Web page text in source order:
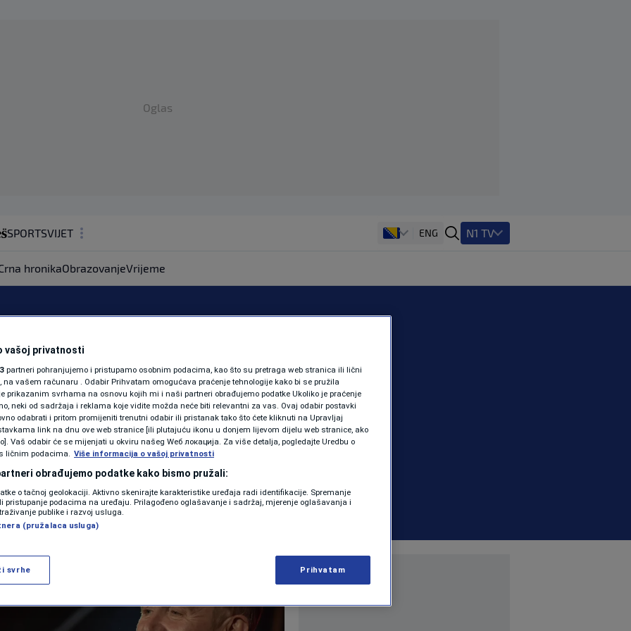
Oglas
SPORTSVIJET
ZDRAVLJE
SHOWBIZ
PODCAST
N1 SPECIJAL
FENOMENI
NEISTRAŽENO
VIRALNO
ENG N1 TV
hronikaObrazovanjeVrijeme
ozlijeđen u
2020. 09:03 > 09:06 | REGIJA | 0 komentara
Više
vašoj privatnosti
partneri pohranjujemo i pristupamo osobnim podacima, kao što su pretraga web stranica ili lični
na vašem računaru . Odabir Prihvatam omogućava praćenje tehnologije kako bi se pružila
prikazanim svrhama na osnovu kojih mi i naši partneri obrađujemo podatke Ukoliko je praćenje
neki od sadržaja i reklama koje vidite možda neće biti relevantni za vas. Ovaj odabir postavki
odabrati i pritom promijeniti trenutni odabir ili pristanak tako što ćete kliknuti na Upravljaj
link na dnu ove web stranice [ili plutajuću ikonu u donjem lijevom dijelu web stranice, ako
Vaš odabir će se mijenjati u okviru našeg Wеб локација. Za više detalja, pogledajte Uredbu o
ličnim podacima. Više informacija o vašoj privatnosti
obrađujemo podatke kako bismo pružali:
o tačnoj geolokaciji. Aktivno skenirajte karakteristike uređaja radi identifikacije. Spremanje
pristupanje podacima na uređaju. Prilagođeno oglašavanje i sadržaj, mjerenje oglašavanja i
publike i razvoj usluga.
(pružalaca usluga)
svrhe Prihvatam